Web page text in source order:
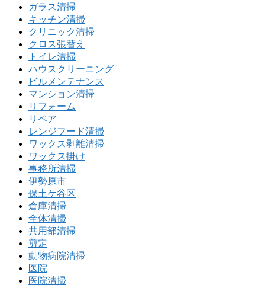
ガラス清掃
キッチン清掃
クリニック清掃
クロス張替え
トイレ清掃
ハウスクリーニング
ビルメンテナンス
マンション清掃
リフォーム
リペア
レンジフード清掃
ワックス剥離清掃
ワックス掛け
事務所清掃
伊勢原市
保土ケ谷区
倉庫清掃
全体清掃
共用部清掃
剪定
動物病院清掃
医院
医院清掃